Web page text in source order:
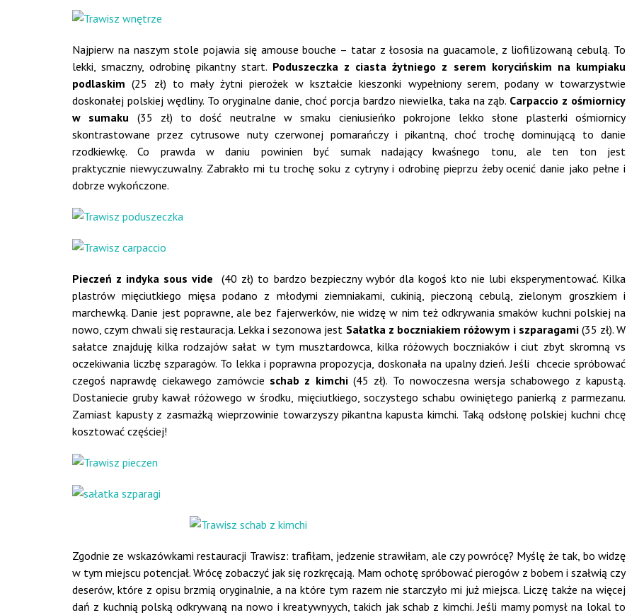
Najpierw na naszym stole pojawia się amouse bouche – tatar z łososia na guacamole, z liofilizowaną cebulą. To
lekki, smaczny, odrobinę pikantny start. Poduszeczka z ciasta żytniego z serem korycińskim na kumpiaku
podlaskim (25 zł) to mały żytni pierożek w kształcie kieszonki wypełniony serem, podany w towarzystwie
doskonałej polskiej wędliny. To oryginalne danie, choć porcja bardzo niewielka, taka na ząb. Carpaccio z ośmiornicy
w sumaku (35 zł) to dość neutralne w smaku cieniusieńko pokrojone lekko słone plasterki ośmiornicy
skontrastowane przez cytrusowe nuty czerwonej pomarańczy i pikantną, choć trochę dominującą to danie
rzodkiewkę. Co prawda w daniu powinien być sumak nadający kwaśnego tonu, ale ten ton jest
praktycznie niewyczuwalny. Zabrakło mi tu trochę soku z cytryny i odrobinę pieprzu żeby ocenić danie jako pełne i
dobrze wykończone.
Pieczeń z indyka sous vide (40 zł) to bardzo bezpieczny wybór dla kogoś kto nie lubi eksperymentować. Kilka
plastrów mięciutkiego mięsa podano z młodymi ziemniakami, cukinią, pieczoną cebulą, zielonym groszkiem i
marchewką. Danie jest poprawne, ale bez fajerwerków, nie widzę w nim też odkrywania smaków kuchni polskiej na
nowo, czym chwali się restauracja. Lekka i sezonowa jest Sałatka z boczniakiem różowym i szparagami(35 zł). W
sałatce znajduję kilka rodzajów sałat w tym musztardowca, kilka różowych boczniaków i ciut zbyt skromną vs
oczekiwania liczbę szparagów. To lekka i poprawna propozycja, doskonała na upalny dzień. Jeśli chcecie spróbować
czegoś naprawdę ciekawego zamówcie schab z kimchi(45 zł). To nowoczesna wersja schabowego z kapustą.
Dostaniecie gruby kawał różowego w środku, mięciutkiego, soczystego schabu owiniętego panierką z parmezanu.
Zamiast kapusty z zasmażką wieprzowinie towarzyszy pikantna kapusta kimchi. Taką odsłonę polskiej kuchni chcę
kosztować częściej!
Zgodnie ze wskazówkami restauracji Trawisz: trafiłam, jedzenie strawiłam, ale czy powrócę? Myślę że tak, bo widzę
w tym miejscu potencjał. Wrócę zobaczyć jak się rozkręcają. Mam ochotę spróbować pierogów z bobem i szałwią czy
deserów, które z opisu brzmią oryginalnie, a na które tym razem nie starczyło mi już miejsca. Liczę także na więcej
dań z kuchnią polską odkrywaną na nowo i kreatywnyych, takich jak schab z kimchi. Jeśli mamy pomysł na lokal to